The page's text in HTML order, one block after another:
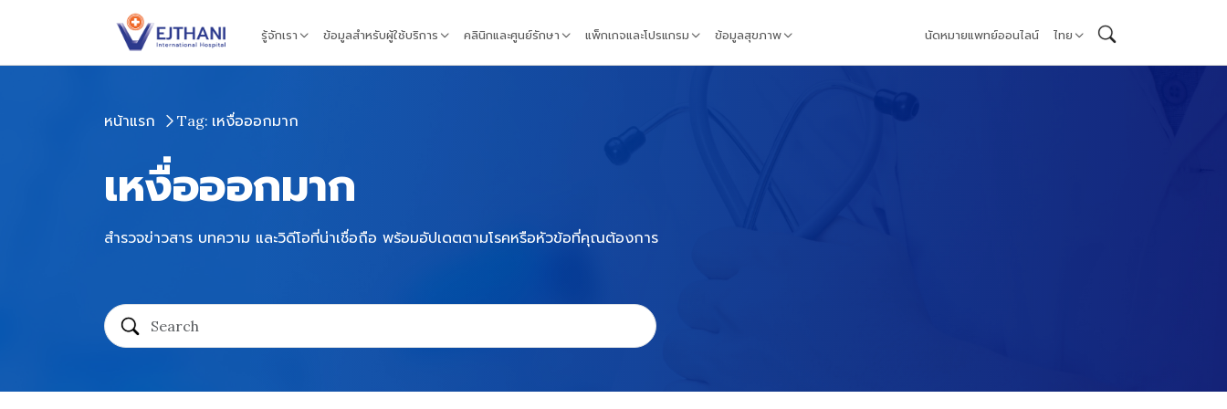
รู้จักเรา ข้อมูลสำหรับผู้ใช้บริการ คลินิกและศูนย์รักษา แพ็กเกจและโปรแกรม ข้อมูลสุขภาพ นัดหมายแพทย์ออนไลน์ ไทย
หน้าแรก Tag: เหงื่อออกมาก
เหงื่อออกมาก
สำรวจข่าวสาร บทความ และวิดีโอที่น่าเชื่อถือ พร้อมอัปเดตตามโรคหรือหัวข้อที่คุณต้องการ